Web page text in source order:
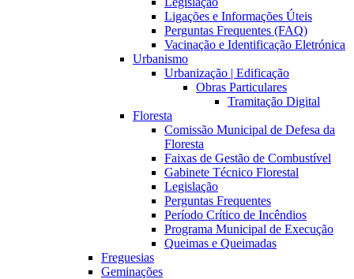
Ligações e Informações Úteis
Perguntas Frequentes (FAQ)
Vacinação e Identificação Eletrónica
Urbanismo
Urbanização | Edificação
Obras Particulares
Tramitação Digital
Floresta
Comissão Municipal de Defesa da
Floresta
Faixas de Gestão de Combustível
Gabinete Técnico Florestal
Legislação
Perguntas Frequentes
Período Crítico de Incêndios
Programa Municipal de Execução
Queimas e Queimadas
Freguesias
Geminações